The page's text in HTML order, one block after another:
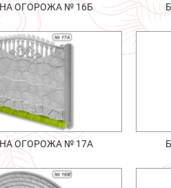
ОГОРОЖА № 16Б
ОГОРОЖА № 17А